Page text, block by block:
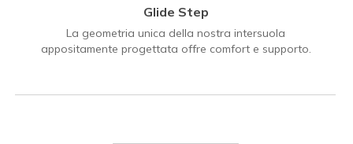
Glide Step
La geometria unica della nostra intersuola
appositamente progettata offre comfort e supporto.